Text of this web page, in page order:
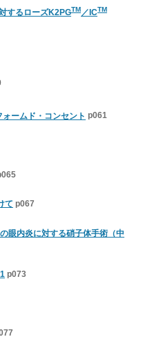
するローズK2PGTM ／ICTM
ォームド・コンセント p061
て p067
眼内炎に対する硝子体手術（中
p073